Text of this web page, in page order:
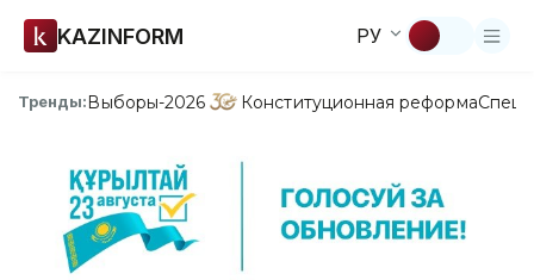
KAZINFORM РУ
Тренды:Выборы-2026 Конституционная реформа